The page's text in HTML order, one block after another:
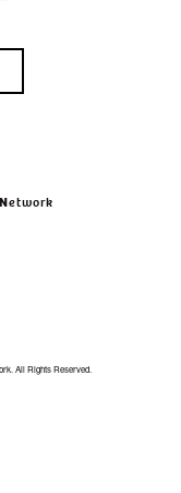
Network
All Rights Reserved.